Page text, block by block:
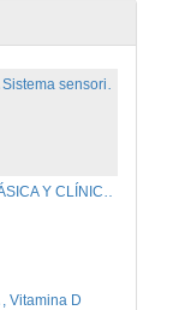
ENDOCRINOLOGÍA BÁSICA Y CLÍNICA La glándula adrenal (II)
Vitamina D